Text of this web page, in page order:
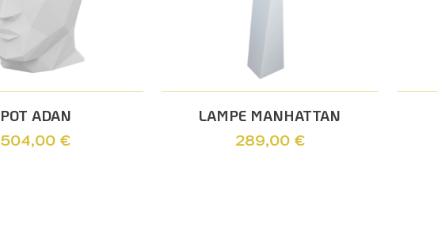
POT ADAN
504,00 €
LAMPE MANHATTAN
289,00 €